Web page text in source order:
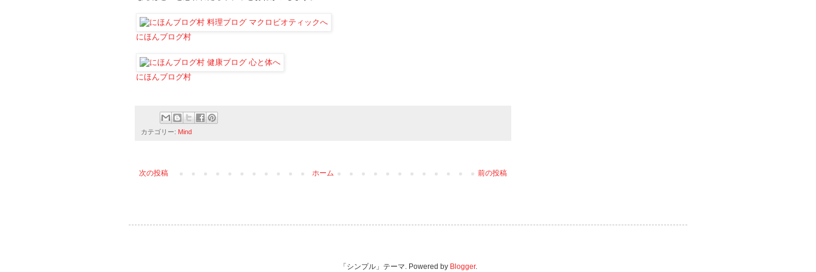
にほんブログ村
にほんブログ村
カテゴリー: Mind
次の投稿 前の投稿
ホーム
「シンプル」テーマ. Powered by Blogger.